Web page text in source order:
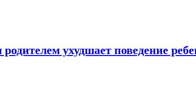
ухудшает поведение